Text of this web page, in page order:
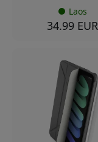
Laos
34.99 EUR